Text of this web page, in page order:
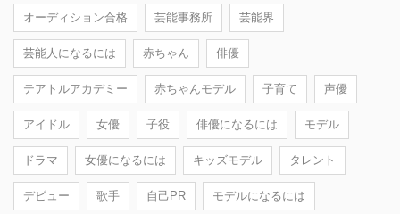
オーディション合格 芸能事務所 芸能界
芸能人になるには 赤ちゃん 俳優
テアトルアカデミー 赤ちゃんモデル 子育て 声優
アイドル 女優 子役 俳優になるには モデル
ドラマ 女優になるには キッズモデル タレント
デビュー 歌手 自己PR モデルになるには